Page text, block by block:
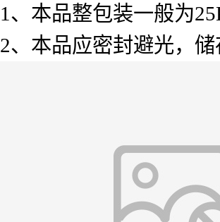
1、本品整包装一般为
2、本品应密封避光，